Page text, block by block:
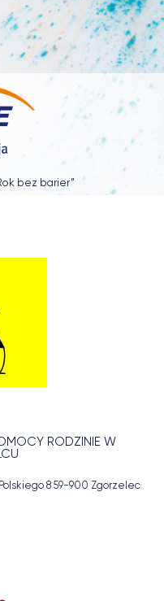
bez barier”
RODZINIE W
8 59-900 Zgorzelec